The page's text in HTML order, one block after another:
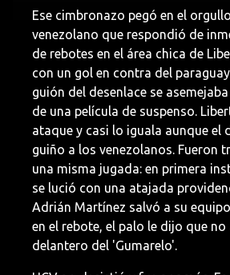
Ese cimbronazo pegó en el
venezolano que respondió de
de rebotes en el área chica de
con un gol en contra del
guión del desenlace se
de una película de suspenso.
ataque y casi lo iguala aunque el
guiño a los venezolanos. Fueron
una misma jugada: en primera
se lució con una atajada
Adrián Martínez salvó a su
en el rebote, el palo le dijo que no
delantero del 'Gumarelo'.